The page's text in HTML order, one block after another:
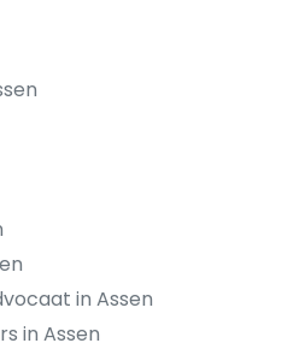
in Assen
in Assen